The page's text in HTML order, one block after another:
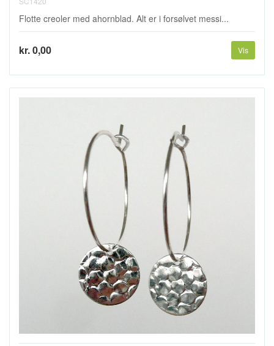
Flotte creoler med ahornblad. Alt er i forsølvet messi...
kr. 0,00 Vis